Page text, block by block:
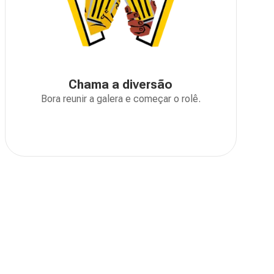
Chama a diversão
Bora reunir a galera e começar o rolê.